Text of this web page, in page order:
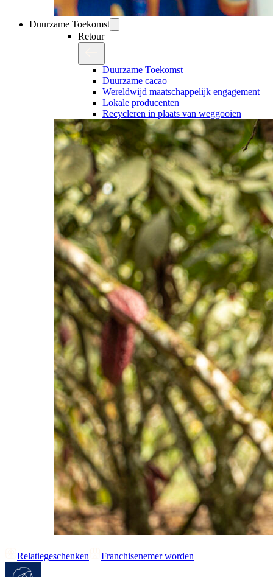
Duurzame Toekomst
Retour
Duurzame Toekomst
Duurzame cacao
Wereldwijd maatschappelijk engagement
Lokale producenten
Recycleren in plaats van weggooien
Relatiegeschenken Franchisenemer worden